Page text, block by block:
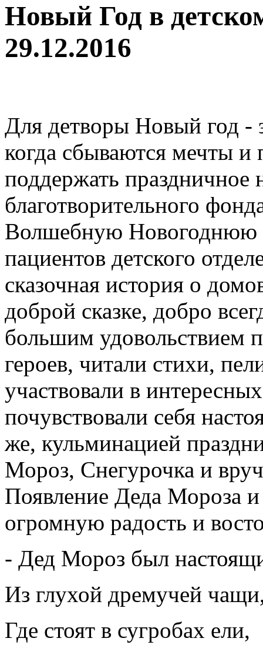
Новый Год в
29.12.2016
Для детворы Новый год -
когда сбываются мечты и
поддержать праздничное
благотворительного
Волшебную Новогоднюю
пациентов детского
сказочная история о
доброй сказке, добро
большим удовольствием
героев, читали стихи,
участвовали в
почувствовали себя
же, кульминацией
Мороз, Снегурочка и
Появление Деда Мороза
огромную радость и
- Дед Мороз был
Из глухой дремучей
Где стоят в сугробах ели,